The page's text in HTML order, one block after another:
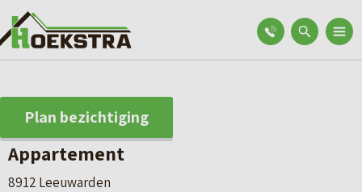
Plan bezichtiging
Appartement
8912 Leeuwarden